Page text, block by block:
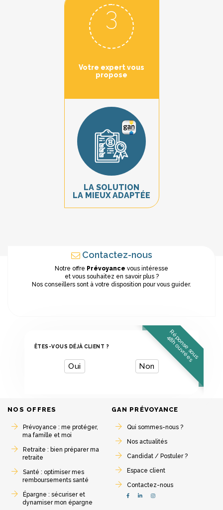
3
Votre expert vous
propose
LA SOLUTION
LA MIEUX ADAPTÉE
Contactez-nous
Notre offre Prévoyance vous intéresse
et vous souhaitez en savoir plus ?
Nos conseillers sont à votre disposition pour vous guider.
R
é
p
o
n
s
e
s
o
u
s
4
8
h
o
u
v
r
é
e
s
ÊTES-VOUS DÉJÀ CLIENT ?
Oui Non
NOS OFFRES
Prévoyance : me protéger,
ma famille et moi
Retraite : bien préparer ma
retraite
Santé : optimiser mes
remboursements santé
Épargne : sécuriser et
dynamiser mon épargne
GAN PRÉVOYANCE
Qui sommes-nous ?
Nos actualités
Candidat / Postuler ?
Espace client
Contactez-nous
Notre page Linkedin